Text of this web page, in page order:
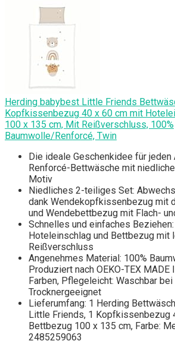
Herding babybest Little Friends
Kopfkissenbezug 40 x 60 cm mit
100 x 135 cm, Mit Reißverschluss, 100%
Baumwolle/Renforcé, Twin
Die ideale Geschenkidee für
Renforcé-Bettwäsche mit
Motiv
Niedliches 2-teiliges Set:
dank Wendekopfkissenbezug mit
und Wendebettbezug mit Flach-
Schnelles und einfaches
Hoteleinschlag und Bettbezug mit
Reißverschluss
Angenehmes Material: 100%
Produziert nach OEKO-TEX MADE
Farben, Pflegeleicht: Waschbar bei
Trocknergeeignet
Lieferumfang: 1 Herding
Little Friends, 1 Kopfkissenbezug
Bettbezug 100 x 135 cm, Farbe:
2485259063